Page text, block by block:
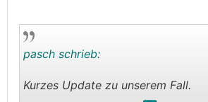
pasch schrieb:
Kurzes Update zu unserem Fall.